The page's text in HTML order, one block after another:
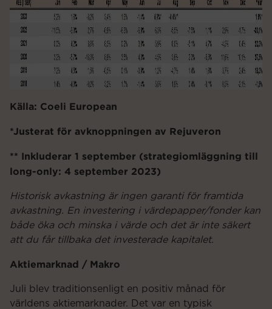
Källa: Coeli European
*Justerat för avknoppningen av Rejuveron
** Inkluderar 1 september (strategiomläggning till
long-only: 4 september 2023)
Historisk avkastning är ingen garanti för framtida
avkastning. En investering i värdepapper/fonder kan
både öka och minska i värde och det är inte säkert
att du får tillbaka det investerade kapitalet.
Aktiemarknad / Makro
Juli blev traditionsenligt en positiv månad för
världens aktiemarknader. Det var en typisk